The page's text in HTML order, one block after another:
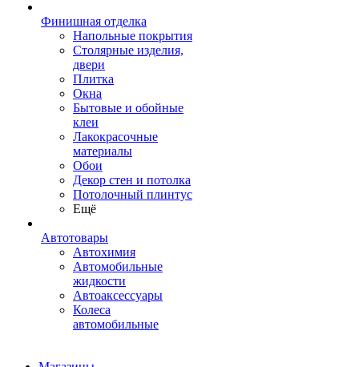
Финишная отделка
Напольные покрытия
Столярные изделия,
двери
Плитка
Окна
Бытовые и обойные
клеи
Лакокрасочные
материалы
Обои
Декор стен и потолка
Потолочный плинтус
Ещё
Автотовары
Автохимия
Автомобильные
жидкости
Автоаксессуары
Колеса
автомобильные